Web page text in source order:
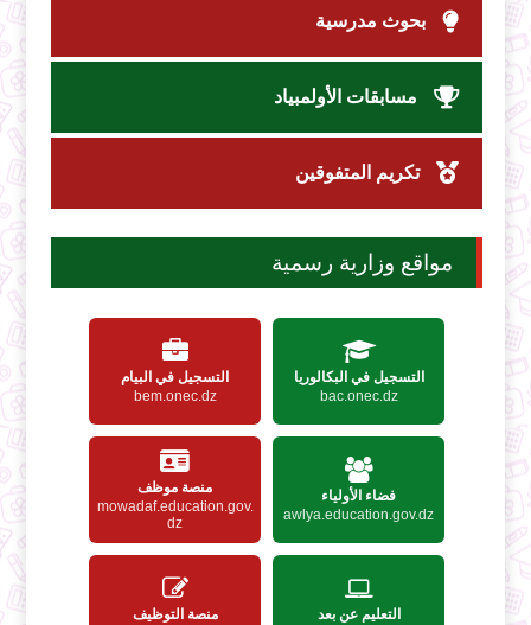
بحوث مدرسية
مسابقات الأولمبياد
تكريم المتفوقين
مواقع وزارية رسمية
التسجيل في البكالوريا
bac.onec.dz
التسجيل في البيام
bem.onec.dz
فضاء الأولياء
awlya.education.gov.dz
منصة موظف
mowadaf.education.gov.
dz
التعليم عن بعد
منصة التوظيف